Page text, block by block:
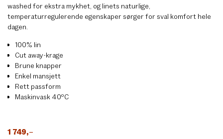
washed for ekstra mykhet, og linets naturlige,
temperaturregulerende egenskaper sørger for sval komfort hele
dagen.
100% lin
Cut away-krage
Brune knapper
Enkel mansjett
Rett passform
Maskinvask 40ºC
1 749,–